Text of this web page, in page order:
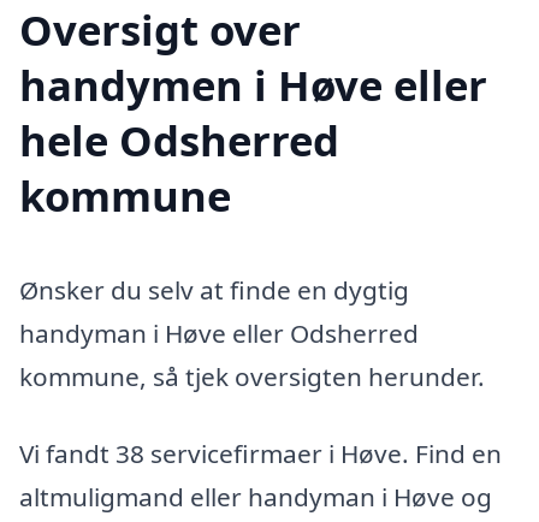
Oversigt over
handymen i Høve eller
hele Odsherred
kommune
Ønsker du selv at finde en dygtig
handyman i Høve eller Odsherred
kommune, så tjek oversigten herunder.
Vi fandt 38 servicefirmaer i Høve. Find en
altmuligmand eller handyman i Høve og